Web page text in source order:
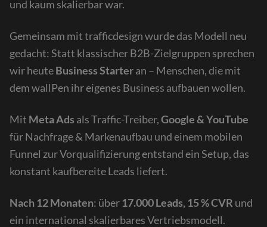
und kaum skalierbar war.
Gemeinsam mit trafficdesign wurde das Modell neu
gedacht: Statt klassischer B2B-Zielgruppen sprechen
wir heuteBusiness Starteran – Menschen, die mit
dem wallPen ihr eigenes Business aufbauen wollen.
Mit Meta Ads als Traffic-Treiber,Google & YouTube
für Nachfrage & Markenaufbau und einem mobilen
Funnel zur Vorqualifizierung entstand ein Setup, das
konstant kaufbereite Leads liefert.
Nach 12 Monaten: über17.000 Leads, 15 % CVR und
ein international skalierbares Vertriebsmodell.